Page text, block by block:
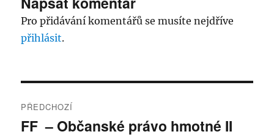
Pro přidávání komentářů se musíte nejdříve
přihlásit.
pro
PŘEDCHOZÍ
Předchozí
FF – Občanské právo hmotné II